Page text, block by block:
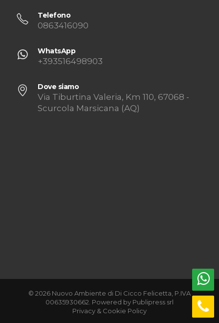
Telefono
0863416090
WhatsApp
+393516498903
Dove siamo
Via Tiburtina Valeria, Km 110, 67068 -
Scurcola Marsicana (AQ)
© 2026 Nuovo Ambiente di Di Cicco Felicetta, P.IVA
00635930662. Powered by Publipress srl
Privacy & Cookie Policy